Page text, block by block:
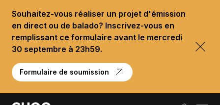
Souhaitez-vous réaliser un projet d'émission
en direct ou de balado? Inscrivez-vous en
remplissant ce formulaire avant le mercredi
30 septembre à 23h59.
Formulaire de soumission